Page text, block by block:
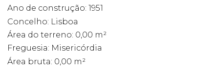
Ano de construção: 1951
Concelho: Lisboa
Área do terreno: 0,00 m²
Freguesia: Misericórdia
Área bruta: 0,00 m²